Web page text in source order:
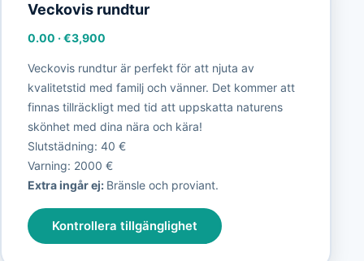
Veckovis rundtur
0.00 ·€3,900
Veckovis rundtur är perfekt för att njuta av
kvalitetstid med familj och vänner. Det kommer att
finnas tillräckligt med tid att uppskatta naturens
skönhet med dina nära och kära!
Slutstädning: 40 €
Varning: 2000 €
Extra ingår ej: Bränsle och proviant.
Kontrollera tillgänglighet